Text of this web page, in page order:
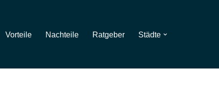
Vorteile Nachteile Ratgeber Städte